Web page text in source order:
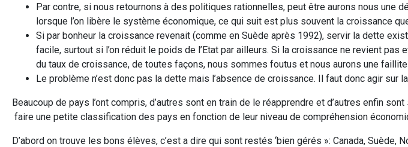
Par contre, si nous retournons à des politiques rationnelles, peut être aurons nous une
lorsque l’on libère le système économique, ce qui suit est plus souvent la croissance
Si par bonheur la croissance revenait (comme en Suède après 1992), servir la dette
facile, surtout si l’on réduit le poids de l’Etat par ailleurs. Si la croissance ne revient pas
du taux de croissance, de toutes façons, nous sommes foutus et nous aurons une
Le problème n’est donc pas la dette mais l’absence de croissance. Il faut donc agir sur
Beaucoup de pays l’ont compris, d’autres sont en train de le réapprendre et d’autres enfin
faire une petite classification des pays en fonction de leur niveau de compréhension
D’abord on trouve les bons élèves, c’est a dire qui sont restés ‘bien gérés »: Canada, Suède,